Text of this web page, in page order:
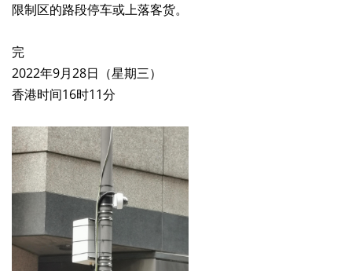
限制区的路段停车或上落客货。
完
2022年9月28日（星期三）
香港时间16时11分